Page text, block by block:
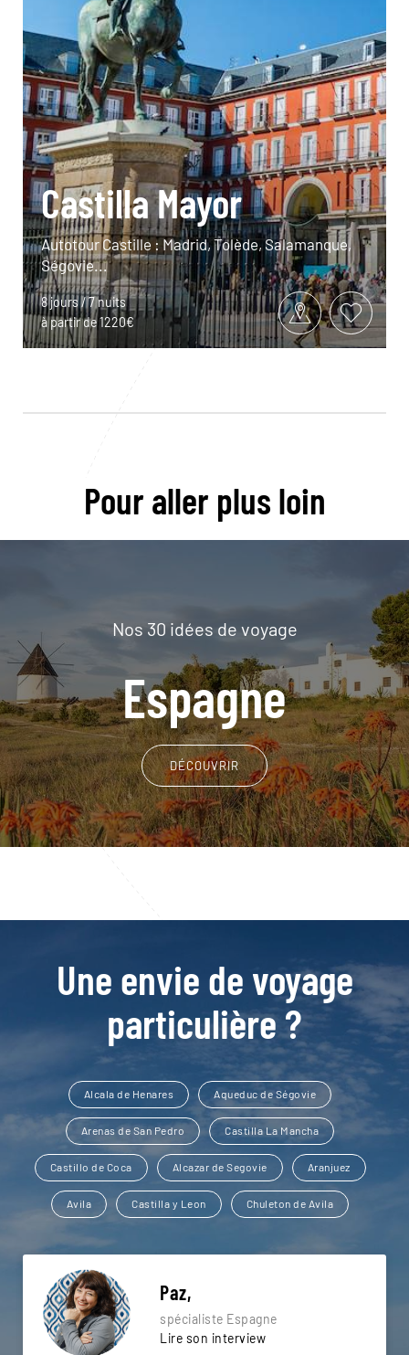
Castilla Mayor
Autotour Castille : Madrid, Tolède, Salamanque,
Ségovie...
8 jours / 7 nuits
à partir de 1220€
Pour aller plus loin
Nos 30 idées de voyage
Espagne
DÉCOUVRIR
Une envie de voyage
particulière ?
Alcala de Henares Aqueduc de Ségovie
Arenas de San Pedro Castilla La Mancha
Castillo de Coca Alcazar de Segovie Aranjuez
Avila Castilla y Leon Chuleton de Avila
Paz,
spécialiste Espagne
Lire son interview